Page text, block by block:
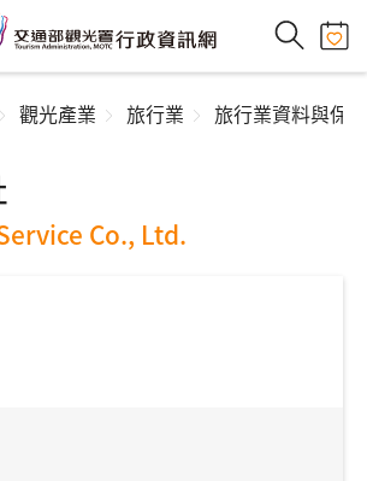
觀光產業 旅行業 旅行業資料與保險
Co., Ltd.